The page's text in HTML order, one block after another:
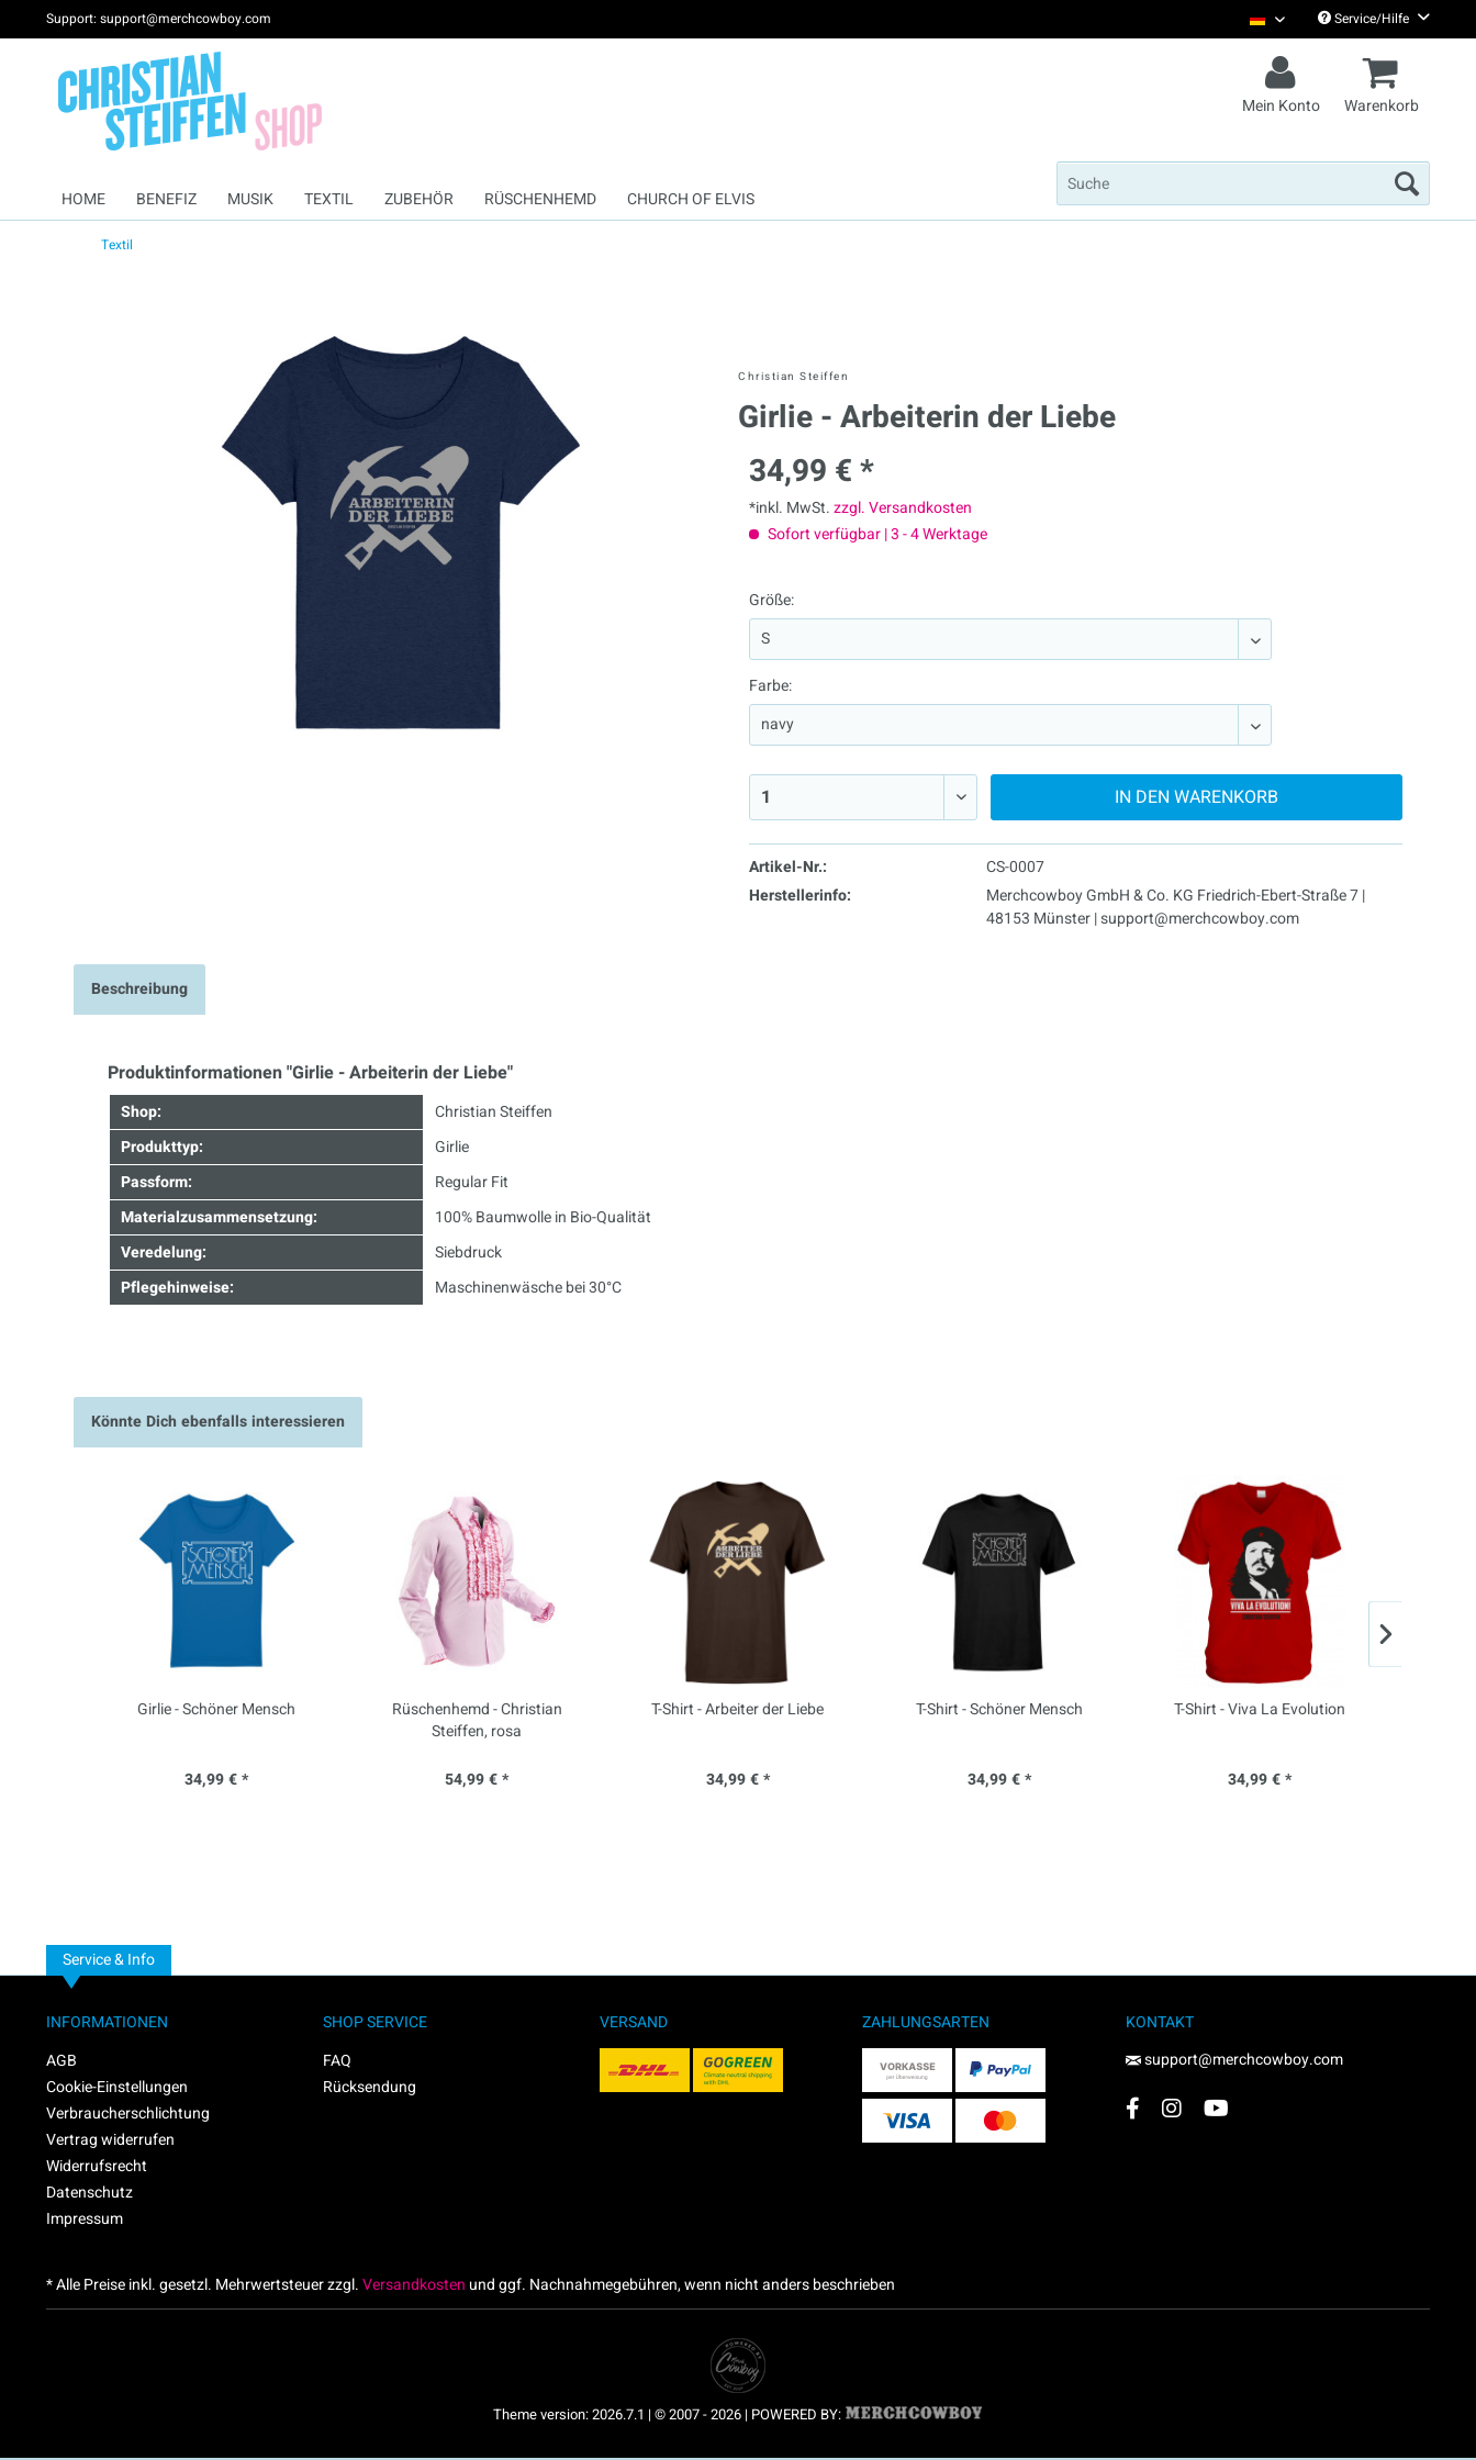
Support: support@merchcowboy.com Christian Steiffen Deutsch
Service/Hilfe
Mein Konto Warenkorb
HOME BENEFIZ MUSIK TEXTIL ZUBEHÖR RÜSCHENHEMD CHURCH OF ELVIS
Textil
Christian Steiffen
Girlie - Arbeiterin der Liebe
34,99 € *
*inkl. MwSt.zzgl. Versandkosten
Sofort verfügbar | 3 - 4 Werktage
Größe:
Farbe:
IN DEN WARENKORB
Artikel-Nr.:
CS-0007
Herstellerinfo:
Merchcowboy GmbH & Co. KG Friedrich-Ebert-Straße 7 |
48153 Münster | support@merchcowboy.com
Beschreibung
Produktinformationen "Girlie - Arbeiterin der Liebe"
Shop:
Christian Steiffen
Produkttyp:
Girlie
Passform:
Regular Fit
Materialzusammensetzung:
100% Baumwolle in Bio-Qualität
Veredelung:
Siebdruck
Pflegehinweise:
Maschinenwäsche bei 30°C
Könnte Dich ebenfalls interessieren
Girlie - Schöner Mensch
34,99 € *
Rüschenhemd - Christian
Steiffen, rosa
54,99 € *
T-Shirt - Arbeiter der Liebe
34,99 € *
T-Shirt - Schöner Mensch
34,99 € *
T-Shirt - Viva La Evolution
34,99 € *
Service & Info
INFORMATIONEN
AGB
Cookie-Einstellungen
Verbraucherschlichtung
Vertrag widerrufen
Widerrufsrecht
Datenschutz
Impressum
SHOP SERVICE
FAQ
Rücksendung
VERSAND ZAHLUNGSARTEN
KONTAKT
support@merchcowboy.com
* Alle Preise inkl. gesetzl. Mehrwertsteuer zzgl.Versandkosten und ggf. Nachnahmegebühren, wenn nicht anders beschrieben
Theme version: 2026.7.1 | © 2007 - 2026 | POWERED BY: